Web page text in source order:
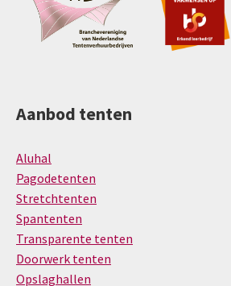
Aanbod tenten
Aluhal
Pagodetenten
Stretchtenten
Spantenten
Transparente tenten
Doorwerk tenten
Opslaghallen